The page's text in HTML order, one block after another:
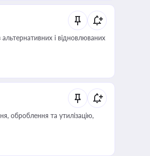
і відновлюваних
оброблення та утилізацію,